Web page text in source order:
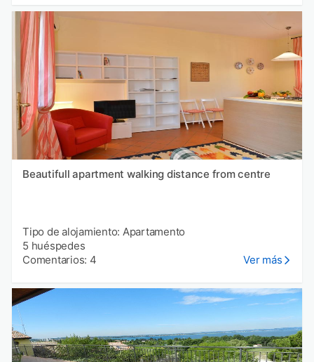
Beautifull apartment walking distance from centre
Tipo de alojamiento: Apartamento
5 huéspedes
Comentarios: 4
Ver más